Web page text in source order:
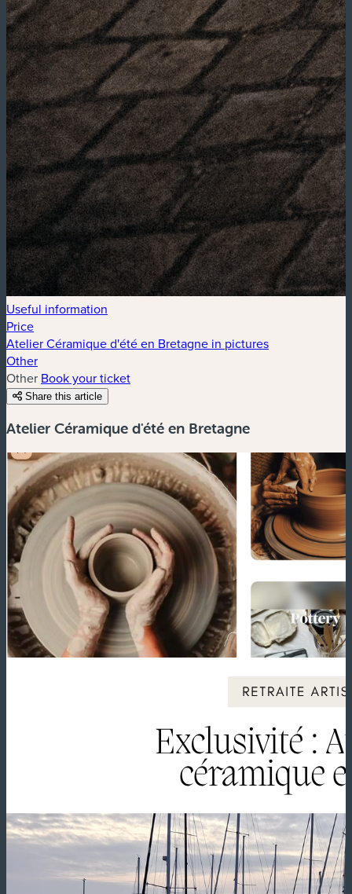
Useful information
Price
Atelier Céramique d'été en Bretagne in pictures
Other
Other Book your ticket
Share this article
Atelier Céramique d'été en Bretagne